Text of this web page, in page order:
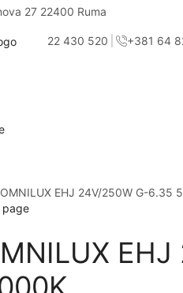
27 22400 Ruma
+381 22 430 520 +381 64
OMNILUX EHJ 24V/250W G-6.35
page